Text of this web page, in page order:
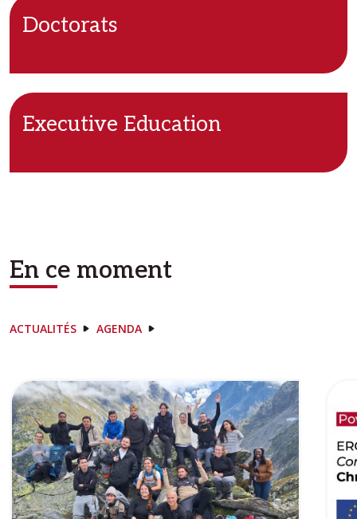
Doctorats
Executive Education
En ce moment
ACTUALITÉS AGENDA
Image